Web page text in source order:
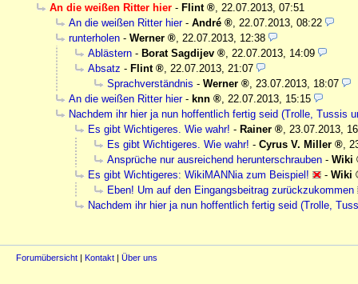
An die weißen Ritter hier - Flint
22.07.2013, 07:51
An die weißen Ritter hier- André
22.07.2013, 08:22
runterholen - Werner
22.07.2013, 12:38
Ablästern - Borat Sagdijev
22.07.2013, 14:09
Absatz - Flint
22.07.2013, 21:07
Sprachverständnis - Werner
23.07.2013, 18:07
An die weißen Ritter hier- knn
22.07.2013, 15:15
Nachdem ihr hier ja nun hoffentlich fertig seid (Trolle, Tussis
Es gibt Wichtigeres. Wie wahr! - Rainer
23.07.2013,
Es gibt Wichtigeres. Wie wahr! - Cyrus V. Miller
Ansprüche nur ausreichend herunterschrauben - Wiki
Es gibt Wichtigeres: WikiMANNia zum Beispiel!
- Wiki
Eben! Um auf den Eingangsbeitrag zurückzukommen
Nachdem ihr hier ja nun hoffentlich fertig seid (Trolle,
Forumübersicht | Kontakt | Über uns